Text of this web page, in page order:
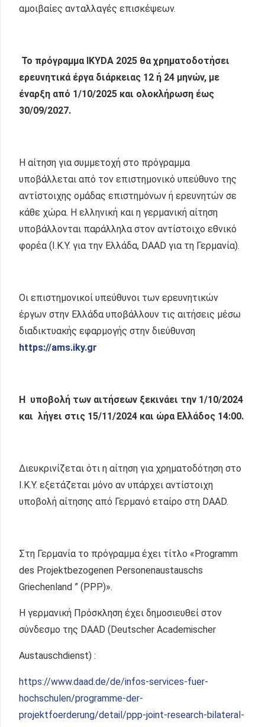
αμοιβαίες ανταλλαγές επισκέψεων.
To πρόγραμμα IKYDA 2025 θα χρηματοδοτήσει
ερευνητικά έργα διάρκειας 12 ή 24 μηνών, με
έναρξη από 1/10/2025 και ολοκλήρωση έως
30/09/2027.
Η αίτηση για συμμετοχή στο πρόγραμμα
υποβάλλεται από τον επιστημονικό υπεύθυνο της
αντίστοιχης ομάδας επιστημόνων ή ερευνητών σε
κάθε χώρα. Η ελληνική και η γερμανική αίτηση
υποβάλλονται παράλληλα στον αντίστοιχο εθνικό
φορέα (Ι.Κ.Υ. για την Ελλάδα, DAAD για τη Γερμανία).
Οι επιστημονικοί υπεύθυνοι των ερευνητικών
έργων στην Ελλάδα υποβάλλουν τις αιτήσεις μέσω
διαδικτυακής εφαρμογής στην διεύθυνση
https://ams.iky.gr
Η υποβολή των αιτήσεων ξεκινάει την 1/10/2024
και λήγει στις 15/11/2024 και ώρα Eλλάδος 14:00.
Διευκρινίζεται ότι η αίτηση για χρηματοδότηση στο
Ι.Κ.Υ. εξετάζεται μόνο αν υπάρχει αντίστοιχη
υποβολή αίτησης από Γερμανό εταίρο στη DAAD.
Στη Γερμανία το πρόγραμμα έχει τίτλο «Programm
des Projektbezogenen Personenaustauschs
Griechenland ” (PPP)».
Η γερμανική Πρόσκληση έχει δημοσιευθεί στον
σύνδεσμο της DAAD (Deutscher Academischer
Austauschdienst) :
https://www.daad.de/de/infos-services-fuer-
hochschulen/programme-der-
projektfoerderung/detail/ppp-joint-research-bilateral-